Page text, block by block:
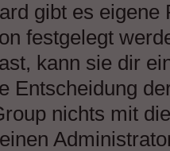
gibt es
festgelegt
kann sie dir
Entscheidung
nichts mit